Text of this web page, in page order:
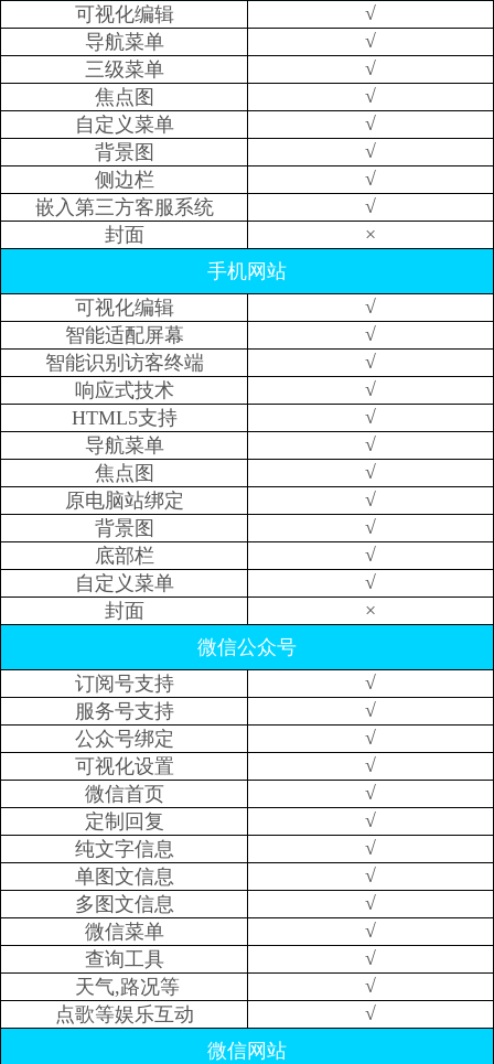
可视化编辑
√
导航菜单
√
三级菜单
√
焦点图
√
自定义菜单
√
背景图
√
侧边栏
√
嵌入第三方客服系统
√
封面
×
手机网站
可视化编辑
√
智能适配屏幕
√
智能识别访客终端
√
响应式技术
√
HTML5支持
√
导航菜单
√
焦点图
√
原电脑站绑定
√
背景图
√
底部栏
√
自定义菜单
√
封面
×
微信公众号
订阅号支持
√
服务号支持
√
公众号绑定
√
可视化设置
√
微信首页
√
定制回复
√
纯文字信息
√
单图文信息
√
多图文信息
√
微信菜单
√
查询工具
√
天气,路况等
√
点歌等娱乐互动
√
微信网站